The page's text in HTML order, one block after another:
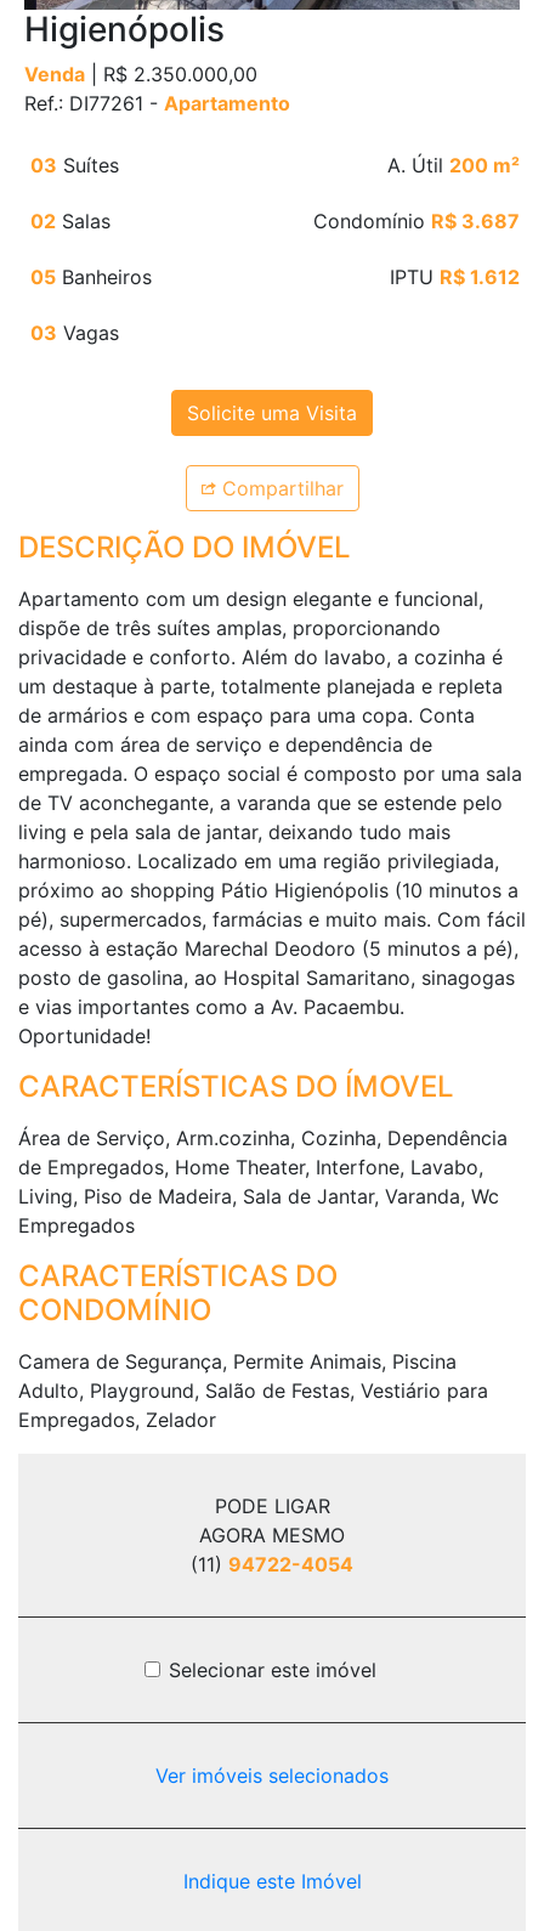
Higienópolis
Venda | R$ 2.350.000,00
Ref.: DI77261 - Apartamento
03 Suítes
02 Salas
05 Banheiros
03 Vagas
A. Útil 200 m²
Condomínio R$ 3.687
IPTU R$ 1.612
Solicite uma Visita
Compartilhar
PODE LIGAR
AGORA MESMO
(11) 94722-4054
Selecionar este imóvel
Ver imóveis selecionados
Indique este Imóvel
DESCRIÇÃO DO IMÓVEL
Apartamento com um design elegante e funcional,
dispõe de três suítes amplas, proporcionando
privacidade e conforto. Além do lavabo, a cozinha é
um destaque à parte, totalmente planejada e repleta
de armários e com espaço para uma copa. Conta
ainda com área de serviço e dependência de
empregada. O espaço social é composto por uma sala
de TV aconchegante, a varanda que se estende pelo
living e pela sala de jantar, deixando tudo mais
harmonioso. Localizado em uma região privilegiada,
próximo ao shopping Pátio Higienópolis (10 minutos a
pé), supermercados, farmácias e muito mais. Com fácil
acesso à estação Marechal Deodoro (5 minutos a pé),
posto de gasolina, ao Hospital Samaritano, sinagogas
e vias importantes como a Av. Pacaembu.
Oportunidade!
CARACTERÍSTICAS DO ÍMOVEL
Área de Serviço, Arm.cozinha, Cozinha, Dependência
de Empregados, Home Theater, Interfone, Lavabo,
Living, Piso de Madeira, Sala de Jantar, Varanda, Wc
Empregados
CARACTERÍSTICAS DO
CONDOMÍNIO
Camera de Segurança, Permite Animais, Piscina
Adulto, Playground, Salão de Festas, Vestiário para
Empregados, Zelador